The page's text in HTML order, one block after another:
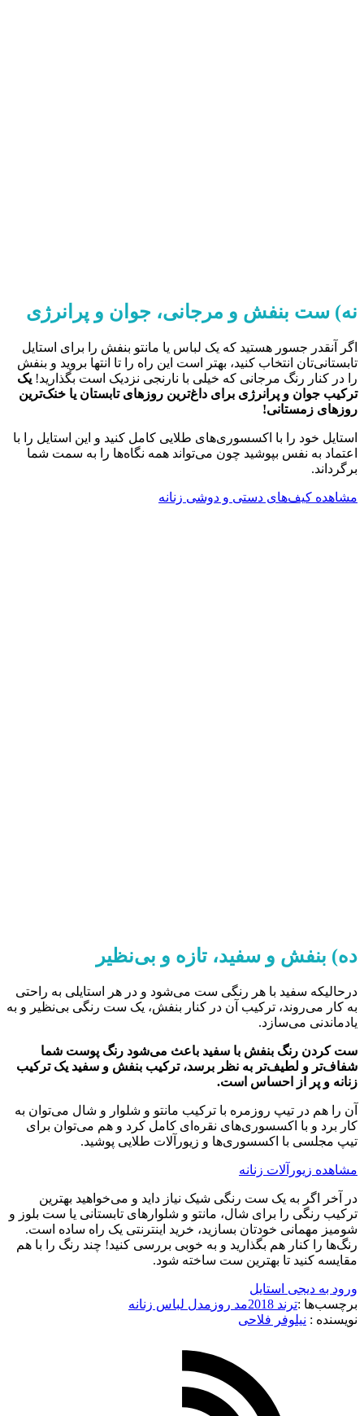
نه) ست بنفش و مرجانی، جوان و پرانرژی
اگر آنقدر جسور هستید که یک لباس یا مانتو بنفش را برای استایل
تابستانی‌تان انتخاب کنید، بهتر است این راه را تا انتها بروید و بنفش
را در کنار رنگ مرجانی که خیلی با نارنجی نزدیک است بگذارید! یک
ترکیب جوان و پرانرژی برای داغ‌ترین روزهای تابستان یا خنک‌ترین
روزهای زمستانی!
استایل خود را با اکسسوری‌های طلایی کامل کنید و این استایل را با
اعتماد به نفس بپوشید چون می‌تواند همه نگاه‌ها را به سمت شما
برگرداند.
مشاهده کیف‌های دستی و دوشی زنانه
ده) بنفش و سفید، تازه و بی‌نظیر
درحالیکه سفید با هر رنگی ست می‌شود و در هر استایلی به راحتی
به کار می‌روند، ترکیب آن در کنار بنفش، یک ست رنگی بی‌نظیر و به
یادماندنی می‌سازد.
ست کردن رنگ بنفش با سفید باعث می‌شود رنگ پوست شما
شفاف‌تر و لطیف‌تر به نظر برسد، ترکیب بنفش و سفید یک ترکیب
زنانه و پر از احساس است.
آن را هم در تیپ روزمره با ترکیب مانتو و شلوار و شال می‌توان به
کار برد و با اکسسوری‌های نقره‌ای کامل کرد و هم می‌توان برای
تیپ مجلسی با اکسسوری‌ها و زیورآلات طلایی پوشید.
مشاهده زیورآلات زنانه
در آخر اگر به یک ست رنگی شیک نیاز داید و می‌خواهید بهترین
ترکیب رنگی را برای شال، مانتو و شلوارهای تابستانی یا ست بلوز و
شومیز مهمانی خودتان بسازید، خرید اینترنتی یک راه ساده است.
رنگ‌ها را کنار هم بگذارید و به خوبی بررسی کنید! چند رنگ را با هم
مقایسه کنید تا بهترین ست ساخته شود.
ورود به دیجی استایل
برچسب‌ها :ترند 2018 مد روز مدل لباس زنانه
نویسنده :‌ نیلوفر فلاحی